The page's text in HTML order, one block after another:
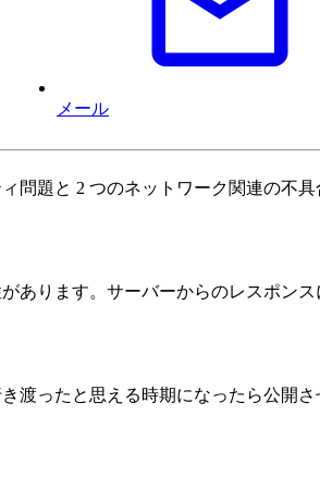
メール
問題と 2 つのネットワーク関連の不
あります。サーバーからのレスポン
渡ったと思える時期になったら公開